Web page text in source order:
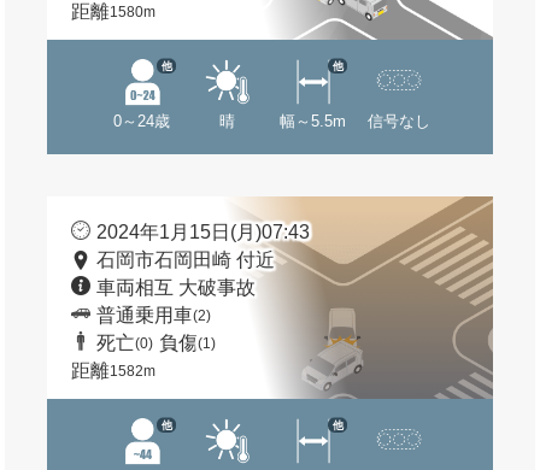
距離1580m
0～24歳
他
晴 幅～5.5m
他
信号なし
2024年1月15日(月)07:43
石岡市石岡田崎 付近
車両相互 大破事故
普通乗用車(2)
死亡(0) 負傷(1)
距離1582m
他 他